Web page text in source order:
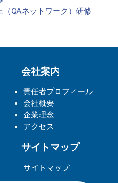
QAネットワーク）研修
会社案内
責任者プロフィール
会社概要
企業理念
アクセス
サイトマップ
サイトマップ